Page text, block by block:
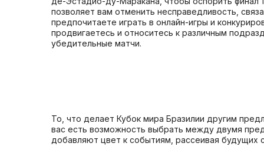
позволяет вам отменить несправедливость,
предпочитаете играть в онлайн-игры и
продвигаетесь и относитесь к различным
убедительные матчи.
То, что делает Кубок мира Бразилии другим
вас есть возможность выбрать между двумя
добавляют цвет к событиям, рассеивая будущих